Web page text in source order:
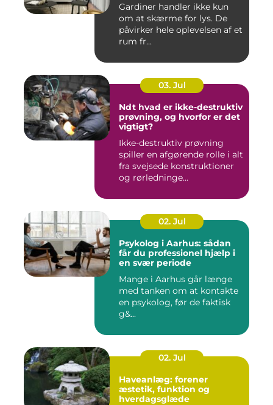
Gardiner handler ikke kun
om at skærme for lys. De
påvirker hele oplevelsen af et
rum fr...
03. Jul
Ndt hvad er ikke-destruktiv
prøvning, og hvorfor er det
vigtigt?
Ikke-destruktiv prøvning
spiller en afgørende rolle i alt
fra svejsede konstruktioner
og rørledninge...
02. Jul
Psykolog i Aarhus: sådan
får du professionel hjælp i
en svær periode
Mange i Aarhus går længe
med tanken om at kontakte
en psykolog, før de faktisk
g&...
02. Jul
Haveanlæg: forener
æstetik, funktion og
hverdagsglæde